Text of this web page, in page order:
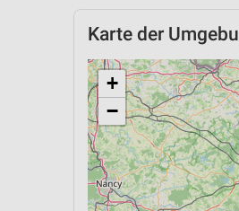
Karte der
+
−